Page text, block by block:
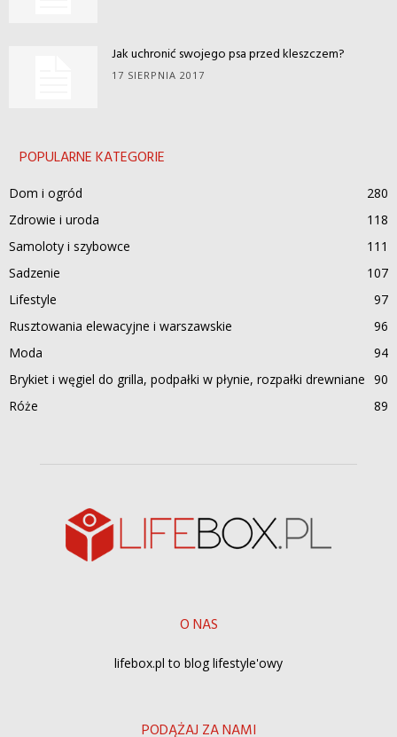
Jak uchronić swojego psa przed kleszczem?
17 SIERPNIA 2017
POPULARNE KATEGORIE
Dom i ogród
280
Zdrowie i uroda
118
Samoloty i szybowce
111
Sadzenie
107
Lifestyle
97
Rusztowania elewacyjne i warszawskie
96
Moda
94
Brykiet i węgiel do grilla, podpałki w płynie, rozpałki drewniane 90
Róże
89
O NAS
lifebox.pl to blog lifestyle'owy
PODĄŻAJ ZA NAMI